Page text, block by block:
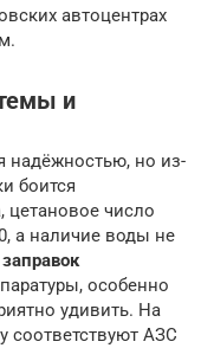
автоцентрах
и
надёжностью, но из-
боится
цетановое число
а наличие воды не
особенно
удивить. На
соответствуют АЗС